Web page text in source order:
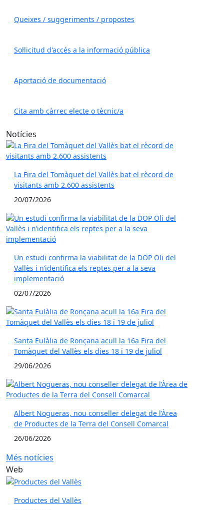
Queixes / suggeriments / propostes
Sol·licitud d'accés a la informació pública
Aportació de documentació
Cita amb càrrec electe o tècnic/a
Notícies
La Fira del Tomàquet del Vallès bat el rècord de
visitants amb 2.600 assistents
20/07/2026
Un estudi confirma la viabilitat de la DOP Oli del
Vallès i n’identifica els reptes per a la seva
implementació
02/07/2026
Santa Eulàlia de Ronçana acull la 16a Fira del
Tomàquet del Vallès els dies 18 i 19 de juliol
29/06/2026
Albert Nogueras, nou conseller delegat de l’Àrea
de Productes de la Terra del Consell Comarcal
26/06/2026
Més notícies
Web
Productes del Vallès